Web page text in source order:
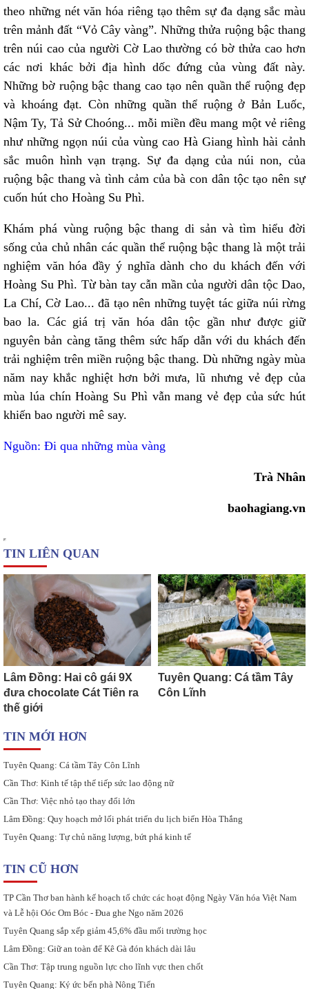
theo những nét văn hóa riêng tạo thêm sự đa dạng sắc màu
trên mảnh đất “Vỏ Cây vàng”. Những thửa ruộng bậc thang
trên núi cao của người Cờ Lao thường có bờ thửa cao hơn
các nơi khác bởi địa hình dốc đứng của vùng đất này.
Những bờ ruộng bậc thang cao tạo nên quần thể ruộng đẹp
và khoáng đạt. Còn những quần thể ruộng ở Bản Luốc,
Nậm Ty, Tả Sử Choóng... mỗi miền đều mang một vẻ riêng
như những ngọn núi của vùng cao Hà Giang hình hài cảnh
sắc muôn hình vạn trạng. Sự đa dạng của núi non, của
ruộng bậc thang và tình cảm của bà con dân tộc tạo nên sự
cuốn hút cho Hoàng Su Phì.
Khám phá vùng ruộng bậc thang di sản và tìm hiểu đời
sống của chủ nhân các quần thể ruộng bậc thang là một trải
nghiệm văn hóa đầy ý nghĩa dành cho du khách đến với
Hoàng Su Phì. Từ bàn tay cẫn mần của người dân tộc Dao,
La Chí, Cờ Lao... đã tạo nên những tuyệt tác giữa núi rừng
bao la. Các giá trị văn hóa dân tộc gần như được giữ
nguyên bản càng tăng thêm sức hấp dẫn với du khách đến
trải nghiệm trên miền ruộng bậc thang. Dù những ngày mùa
năm nay khắc nghiệt hơn bởi mưa, lũ nhưng vẻ đẹp của
mùa lúa chín Hoàng Su Phì vẫn mang vẻ đẹp của sức hút
khiến bao người mê say.
Nguồn: Đi qua những mùa vàng
Trà Nhân
baohagiang.vn
TIN LIÊN QUAN
Lâm Đồng: Hai cô gái 9X
đưa chocolate Cát Tiên ra
thế giới
Tuyên Quang: Cá tầm Tây
Côn Lĩnh
TIN MỚI HƠN
Tuyên Quang: Cá tầm Tây Côn Lĩnh
Cần Thơ: Kinh tế tập thể tiếp sức lao động nữ
Cần Thơ: Việc nhỏ tạo thay đổi lớn
Lâm Đồng: Quy hoạch mở lối phát triển du lịch biển Hòa Thắng
Tuyên Quang: Tự chủ năng lượng, bứt phá kinh tế
TIN CŨ HƠN
TP Cần Thơ ban hành kế hoạch tổ chức các hoạt động Ngày Văn hóa Việt Nam
và Lễ hội Oóc Om Bóc - Đua ghe Ngo năm 2026
Tuyên Quang sắp xếp giảm 45,6% đầu mối trường học
Lâm Đồng: Giữ an toàn để Kê Gà đón khách dài lâu
Cần Thơ: Tập trung nguồn lực cho lĩnh vực then chốt
Tuyên Quang: Ký ức bến phà Nông Tiến